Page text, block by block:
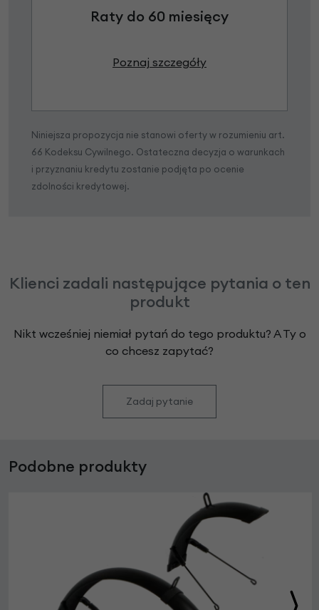
Raty do 60 miesięcy
Poznaj szczegóły
Niniejsza propozycja nie stanowi oferty w rozumieniu art.
66 Kodeksu Cywilnego. Ostateczna decyzja o warunkach
i przyznaniu kredytu zostanie podjęta po ocenie
zdolności kredytowej.
Klienci zadali następujące pytania o ten
produkt
Nikt wcześniej niemiał pytań do tego produktu? A Ty o
co chcesz zapytać?
Zadaj pytanie
Podobne produkty